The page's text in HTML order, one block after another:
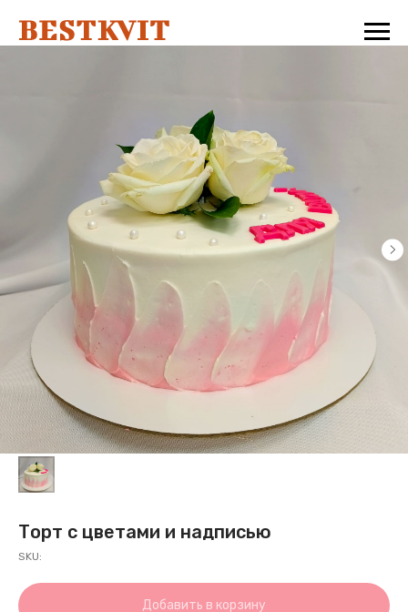
Торт с цветами и надписью
SKU:
Добавить в корзину